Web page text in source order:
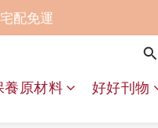
配免運
配免運
獎
養原材料 好好刊物